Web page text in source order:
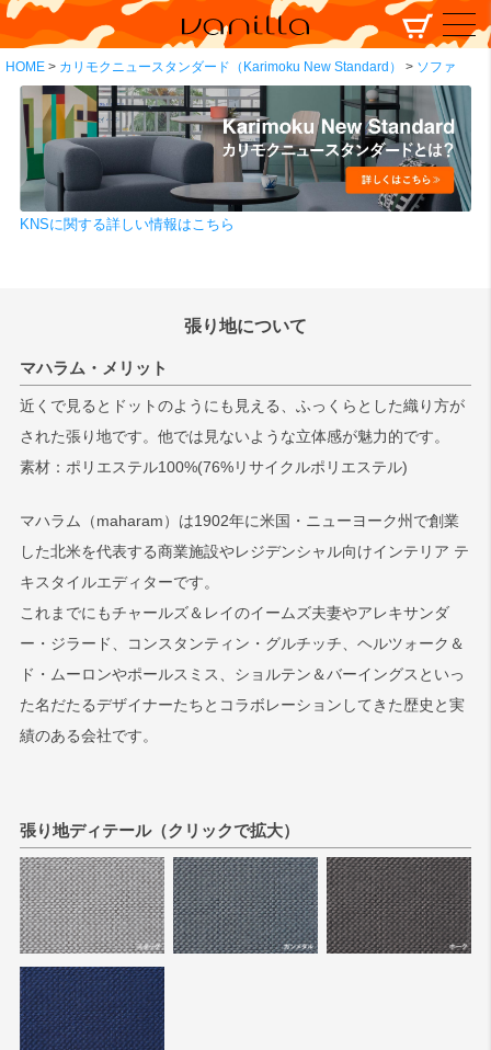
HOME カリモクニュースタンダード（Karimoku New Standard） ソファ
検索
KNSに関する詳しい情報はこちら
張り地について
マハラム・メリット
近くで見るとドットのようにも見える、ふっくらとした織り方が
された張り地です。他では見ないような立体感が魅力的です。
素材：ポリエステル100%(76%リサイクルポリエステル)
マハラム（maharam）は1902年に米国・ニューヨーク州で創業
した北米を代表する商業施設やレジデンシャル向けインテリア テ
キスタイルエディターです。
これまでにもチャールズ＆レイのイームズ夫妻やアレキサンダ
ー・ジラード、コンスタンティン・グルチッチ、ヘルツォーク＆
ド・ムーロンやポールスミス、ショルテン＆バーイングスといっ
た名だたるデザイナーたちとコラボレーションしてきた歴史と実
績のある会社です。
張り地ディテール（クリックで拡大）